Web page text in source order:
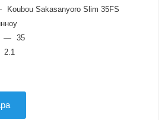
Koubou Sakasanyoro Slim 35FS
— 35
2.1